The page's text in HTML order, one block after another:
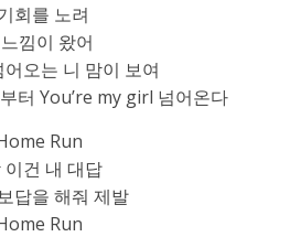
회를 노려
낌이 왔어
오는 니 맘이 보여
터 You’re my girl 넘어온다
Run
이건 내 대답
답을 해줘 제발
Run